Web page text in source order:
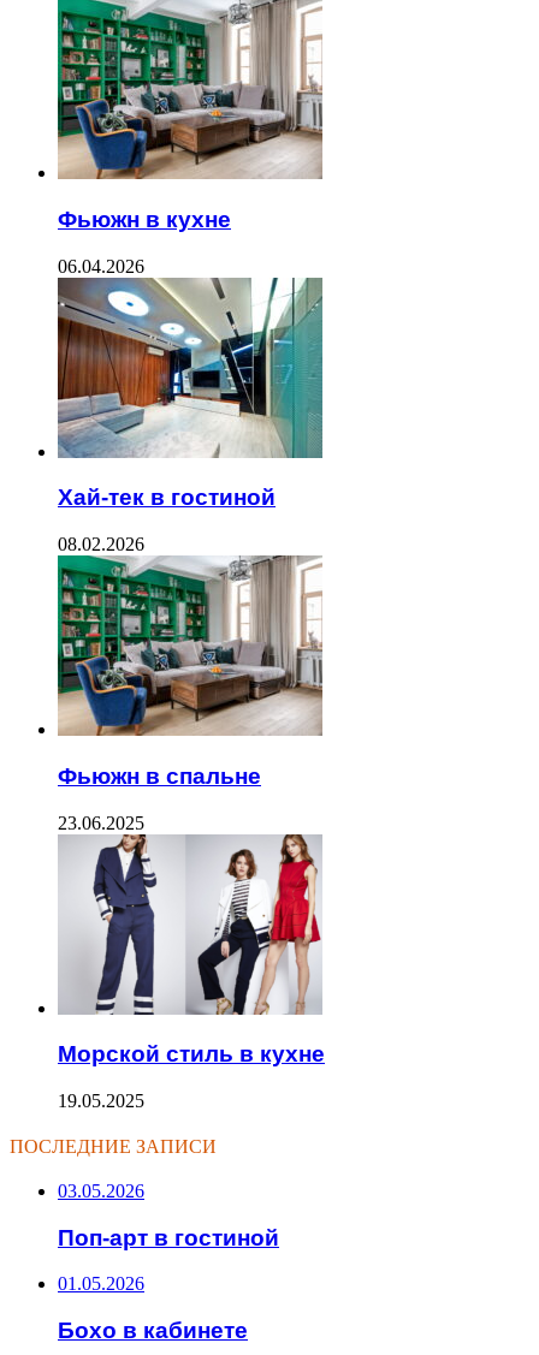
Фьюжн в кухне
06.04.2026
Хай-тек в гостиной
08.02.2026
Фьюжн в спальне
23.06.2025
Морской стиль в кухне
19.05.2025
ПОСЛЕДНИЕ ЗАПИСИ
03.05.2026
Поп-арт в гостиной
01.05.2026
Бохо в кабинете